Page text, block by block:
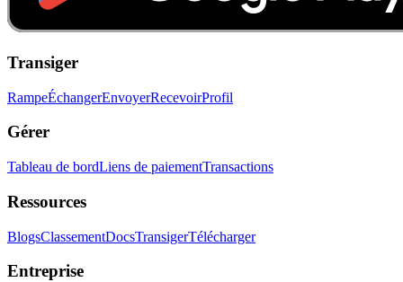
Transiger
RampeÉchangerEnvoyerRecevoirProfil
Gérer
Tableau de bordLiens de paiementTransactions
Ressources
BlogsClassementDocsTransigerTélécharger
Entreprise